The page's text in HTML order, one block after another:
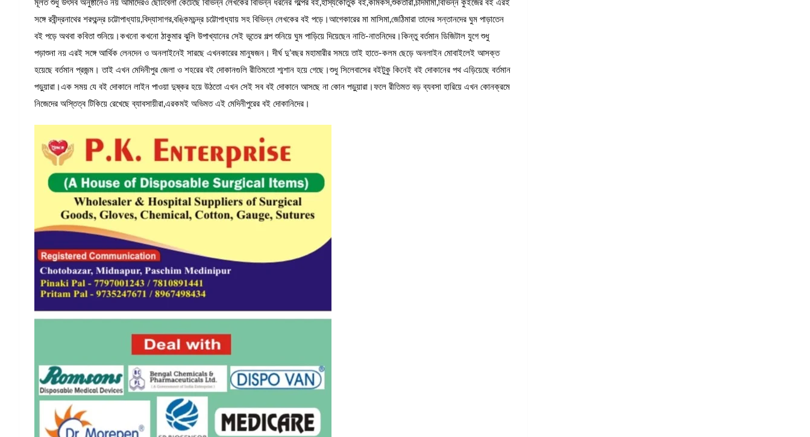
মূলত শুধু উৎসব অনুষ্ঠানেও নয় আমাদেরও ছোটবেলা কেটেছে বিভিন্ন লেখকের বিভিন্ন ধরনের গল্পের বই,হাস্যকৌতুক বই,কমিকস,শুকতারা,চাঁদমামা,বিভিন্ন কুইজের বই এরই
সঙ্গে রবীন্দ্রনাথের শরৎচন্দ্র চট্টোপাধ্যায়,বিদ্যাসাগর,বঙ্কিমচন্দ্র চট্টোপাধ্যায় সহ বিভিন্ন লেখকের বই পড়ে।আগেকারের মা মাসিমা,জেঠিমারা তাদের সন্তানদের ঘুম পাড়াতেন
বই পড়ে অথবা কবিতা শুনিয়ে।কখনো কখনো ঠাকুমার ঝুলি উপাখ্যানের সেই ভূতের গল্প শুনিয়ে ঘুম পাড়িয়ে দিয়েছেন নাতি-নাতনিদের।কিন্তু বর্তমান ডিজিটাল যুগে শুধু
পড়াশুনা নয় এরই সঙ্গে আর্থিক লেনদেন ও অনলাইনেই সারছে এখনকারের মানুষজন। দীর্ঘ দু’বছর মহামারীর সময়ে তাই হাতে-কলম ছেড়ে অনলাইন মোবাইলেই আসক্ত
হয়েছে বর্তমান প্রজন্ম। তাই এখন মেদিনীপুর জেলা ও শহরের বই দোকানগুলি রীতিমতো শ্মশান হয়ে গেছে।শুধু সিলেবাসের বইটুকু কিনেই বই দোকানের পথ এড়িয়েছে বর্তমান
পড়ুয়ারা।এক সময় যে বই দোকানে লাইন পাওয়া দুষ্কর হয়ে উঠতো এখন সেই সব বই দোকানে আসছে না কোন পড়ুয়ারা।ফলে রীতিমত বড় ব্যবসা হারিয়ে এখন কোনক্রমে
নিজেদের অস্তিত্ব টিকিয়ে রেখেছে ব্যাবসায়ীরা,এরকমই অভিমত এই মেদিনীপুরের বই দোকানিদের।